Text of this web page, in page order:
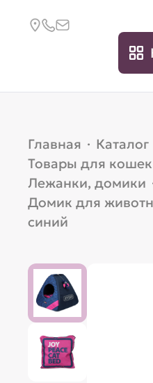
Главная · Каталог
Товары для кошек
Лежанки, домики
Домик для
синий